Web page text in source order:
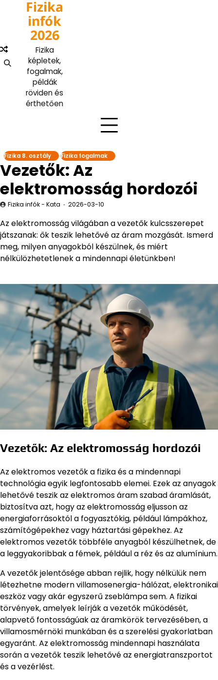
content
Fizika
infók
2026
Fizika
képletek,
fogalmak,
példák
röviden és
érthetően
Fizika 8. osztály Fizika fogalmak
Vezetők: Az
elektromosság hordozói
Fizika infók - Kata 2026-03-10
Az elektromosság világában a vezetők kulcsszerepet
játszanak: ők teszik lehetővé az áram mozgását. Ismerd
meg, milyen anyagokból készülnek, és miért
nélkülözhetetlenek a mindennapi életünkben!
Vezetők: Az elektromosság hordozói
Az elektromos vezetők a fizika és a mindennapi
technológia egyik legfontosabb elemei. Ezek az anyagok
lehetővé teszik az elektromos áram szabad áramlását,
biztosítva azt, hogy az elektromosság eljusson az
energiaforrásoktól a fogyasztókig, például lámpákhoz,
számítógépekhez vagy háztartási gépekhez. Az
elektromos vezetők többféle anyagból készülhetnek, de
a leggyakoribbak a fémek, például a réz és az alumínium.
A vezetők jelentősége abban rejlik, hogy nélkülük nem
létezhetne modern villamosenergia-hálózat, elektronikai
eszköz vagy akár egyszerű zseblámpa sem. A fizikai
törvények, amelyek leírják a vezetők működését,
alapvető fontosságúak az áramkörök tervezésében, a
villamosmérnöki munkában és a szerelési gyakorlatban
egyaránt. Az elektromosság mindennapi használata
során a vezetők teszik lehetővé az energiatranszportot
és a vezérlést.